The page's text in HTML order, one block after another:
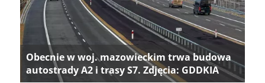
Obecnie w woj. mazowieckim trwa budowa
autostrady A2 i trasy S7. Zdjęcia: GDDKIA